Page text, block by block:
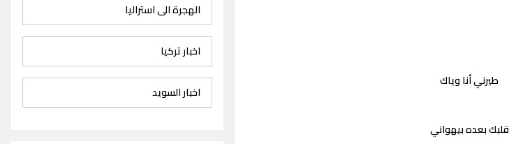
طيرني أنا وياك
قلبك بعده بيهواني
الهجرة الى استراليا
اخبار تركيا
اخبار السويد